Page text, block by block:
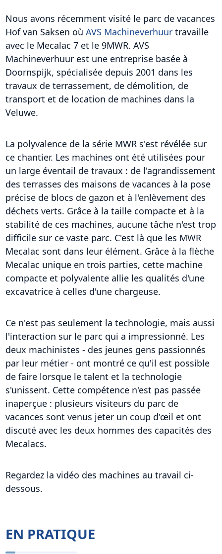
Nous avons récemment visité le parc de vacances
Hof van Saksen où AVS Machineverhuurtravaille
avec le Mecalac 7 et le 9MWR. AVS
Machineverhuur est une entreprise basée à
Doornspijk, spécialisée depuis 2001 dans les
travaux de terrassement, de démolition, de
transport et de location de machines dans la
Veluwe.
La polyvalence de la série MWR s'est révélée sur
ce chantier. Les machines ont été utilisées pour
un large éventail de travaux : de l'agrandissement
des terrasses des maisons de vacances à la pose
précise de blocs de gazon et à l'enlèvement des
déchets verts. Grâce à la taille compacte et à la
stabilité de ces machines, aucune tâche n'est trop
difficile sur ce vaste parc. C'est là que les MWR
Mecalac sont dans leur élément. Grâce à la flèche
Mecalac unique en trois parties, cette machine
compacte et polyvalente allie les qualités d'une
excavatrice à celles d'une chargeuse.
Ce n'est pas seulement la technologie, mais aussi
l'interaction sur le parc qui a impressionné. Les
deux machinistes - des jeunes gens passionnés
par leur métier - ont montré ce qu'il est possible
de faire lorsque le talent et la technologie
s'unissent. Cette compétence n'est pas passée
inaperçue : plusieurs visiteurs du parc de
vacances sont venus jeter un coup d'œil et ont
discuté avec les deux hommes des capacités des
Mecalacs.
Regardez la vidéo des machines au travail ci-
dessous.
EN PRATIQUE